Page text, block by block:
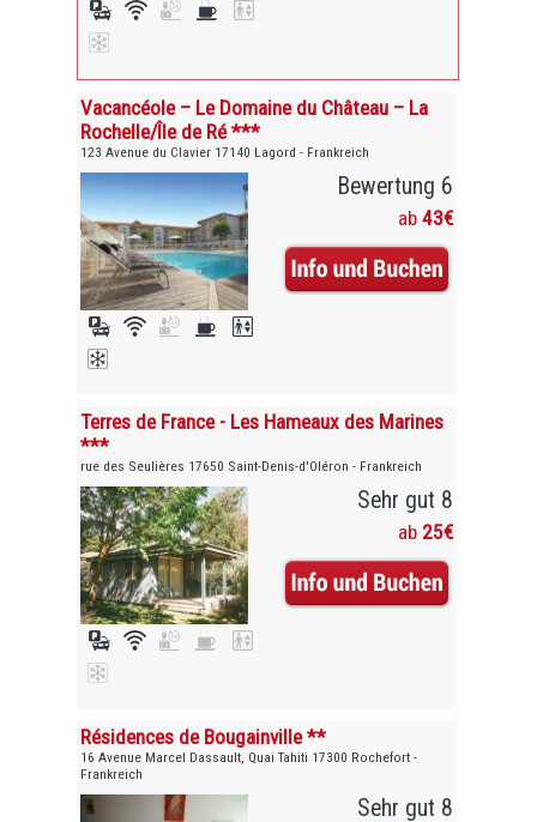
Vacancéole – Le Domaine du Château – La
Rochelle/Île de Ré ***
123 Avenue du Clavier 17140 Lagord - Frankreich
Bewertung 6
ab 43€
Terres de France - Les Hameaux des Marines
***
rue des Seulières 17650 Saint-Denis-d'Oléron - Frankreich
Sehr gut 8
ab 25€
Résidences de Bougainville **
16 Avenue Marcel Dassault, Quai Tahiti 17300 Rochefort -
Frankreich
Sehr gut 8